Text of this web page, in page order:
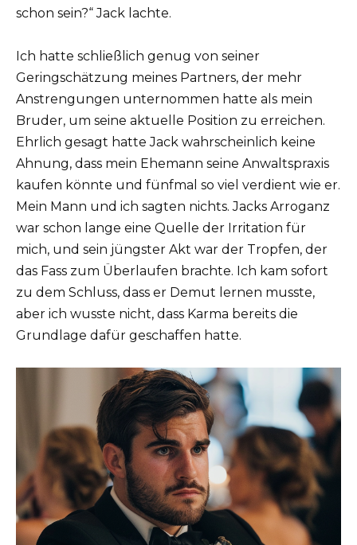
schon sein?“ Jack lachte.
Ich hatte schließlich genug von seiner
Geringschätzung meines Partners, der mehr
Anstrengungen unternommen hatte als mein
Bruder, um seine aktuelle Position zu erreichen.
Ehrlich gesagt hatte Jack wahrscheinlich keine
Ahnung, dass mein Ehemann seine Anwaltspraxis
kaufen könnte und fünfmal so viel verdient wie er.
Mein Mann und ich sagten nichts. Jacks Arroganz
war schon lange eine Quelle der Irritation für
mich, und sein jüngster Akt war der Tropfen, der
das Fass zum Überlaufen brachte. Ich kam sofort
zu dem Schluss, dass er Demut lernen musste,
aber ich wusste nicht, dass Karma bereits die
Grundlage dafür geschaffen hatte.